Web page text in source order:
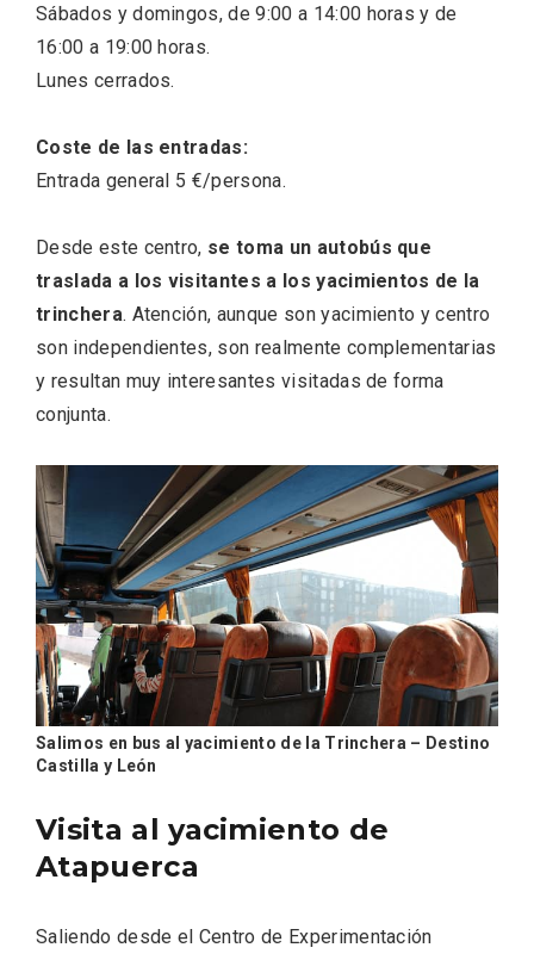
Sábados y domingos, de 9:00 a 14:00 horas y de
16:00 a 19:00 horas.
Lunes cerrados.
Coste de las entradas:
Entrada general 5 €/persona.
Desde este centro, se toma un autobús que
traslada a los visitantes a los yacimientos de la
trinchera. Atención, aunque son yacimiento y centro
son independientes, son realmente complementarias
y resultan muy interesantes visitadas de forma
conjunta.
Salimos en bus al yacimiento de la Trinchera – Destino
Castilla y León
Visita al yacimiento de
Atapuerca
Saliendo desde el Centro de Experimentación
Enoturismo visitando la Bodega Museo
La Olmilla, en Peñafiel
Paseo nocturno por Valladolid